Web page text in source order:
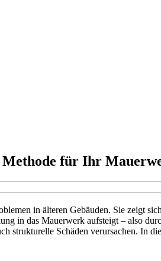
Methode für Ihr
in älteren Gebäuden. Sie zeigt
in das Mauerwerk aufsteigt – also
strukturelle Schäden verursachen. In